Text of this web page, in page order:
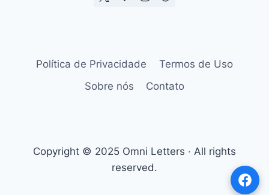
Política de Privacidade
Termos de Uso
Sobre nós
Contato
Copyright © 2025 Omni Letters ‧ All rights
reserved.